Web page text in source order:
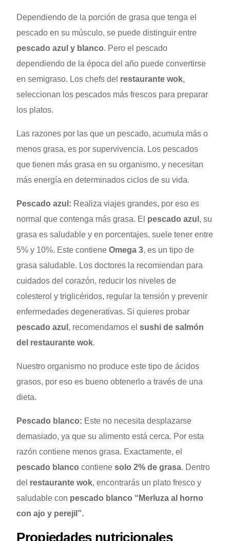
Dependiendo de la porción de grasa que tenga el
pescado en su músculo, se puede distinguir entre
pescado azul y blanco. Pero el pescado
dependiendo de la época del año puede convertirse
en semigraso. Los chefs del restaurante wok,
seleccionan los pescados más frescos para preparar
los platos.
Las razones por las que un pescado, acumula más o
menos grasa, es por supervivencia. Los pescados
que tienen más grasa en su organismo, y necesitan
más energía en determinados ciclos de su vida.
Pescado azul: Realiza viajes grandes, por eso es
normal que contenga más grasa. El pescado azul , su
grasa es saludable y en porcentajes, suele tener entre
5% y 10%. Este contieneOmega 3, es un tipo de
grasa saludable. Los doctores la recomiendan para
cuidados del corazón, reducir los niveles de
colesterol y triglicéridos, regular la tensión y prevenir
enfermedades degenerativas. Si quieres probar
pescado azul , recomendamos elsushi de salmón
del restaurante wok.
Nuestro organismo no produce este tipo de ácidos
grasos, por eso es bueno obtenerlo a través de una
dieta.
Pescado blanco: Este no necesita desplazarse
demasiado, ya que su alimento está cerca. Por esta
razón contiene menos grasa. Exactamente, el
pescado blanco contienesolo 2% de grasa. Dentro
del restaurante wok, encontrarás un plato fresco y
saludable con pescado blanco “Merluza al horno
con ajo y perejil”.
Propiedades nutricionales